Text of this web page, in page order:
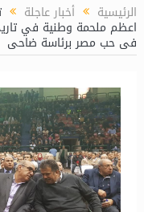
الرئيسية أخبار عاجلة
اعظم ملحمة وطنية في
فى حب مصر برئاسة ضاحى